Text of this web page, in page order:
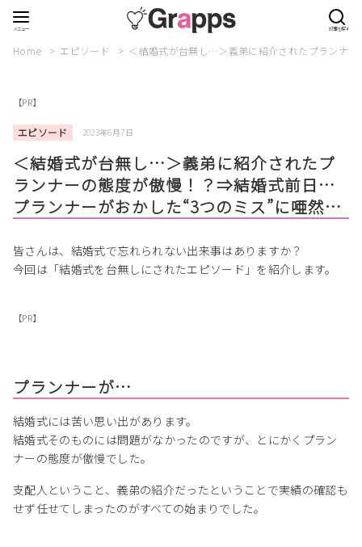
Home エピソード ＜結婚式が台無し…＞義弟に紹介されたプランナ
【PR】
エピソード 2023年6月7日
＜結婚式が台無し…＞義弟に紹介されたプ
ランナーの態度が傲慢！？⇒結婚式前日…
プランナーがおかした“3つのミス”に唖然…
皆さんは、結婚式で忘れられない出来事はありますか？
今回は「結婚式を台無しにされたエピソード」を紹介します。
【PR】
プランナーが…
結婚式には苦い思い出があります。
結婚式そのものには問題がなかったのですが、とにかくプラン
ナーの態度が傲慢でした。
支配人ということ、義弟の紹介だったということで実績の確認も
せず任せてしまったのがすべての始まりでした。